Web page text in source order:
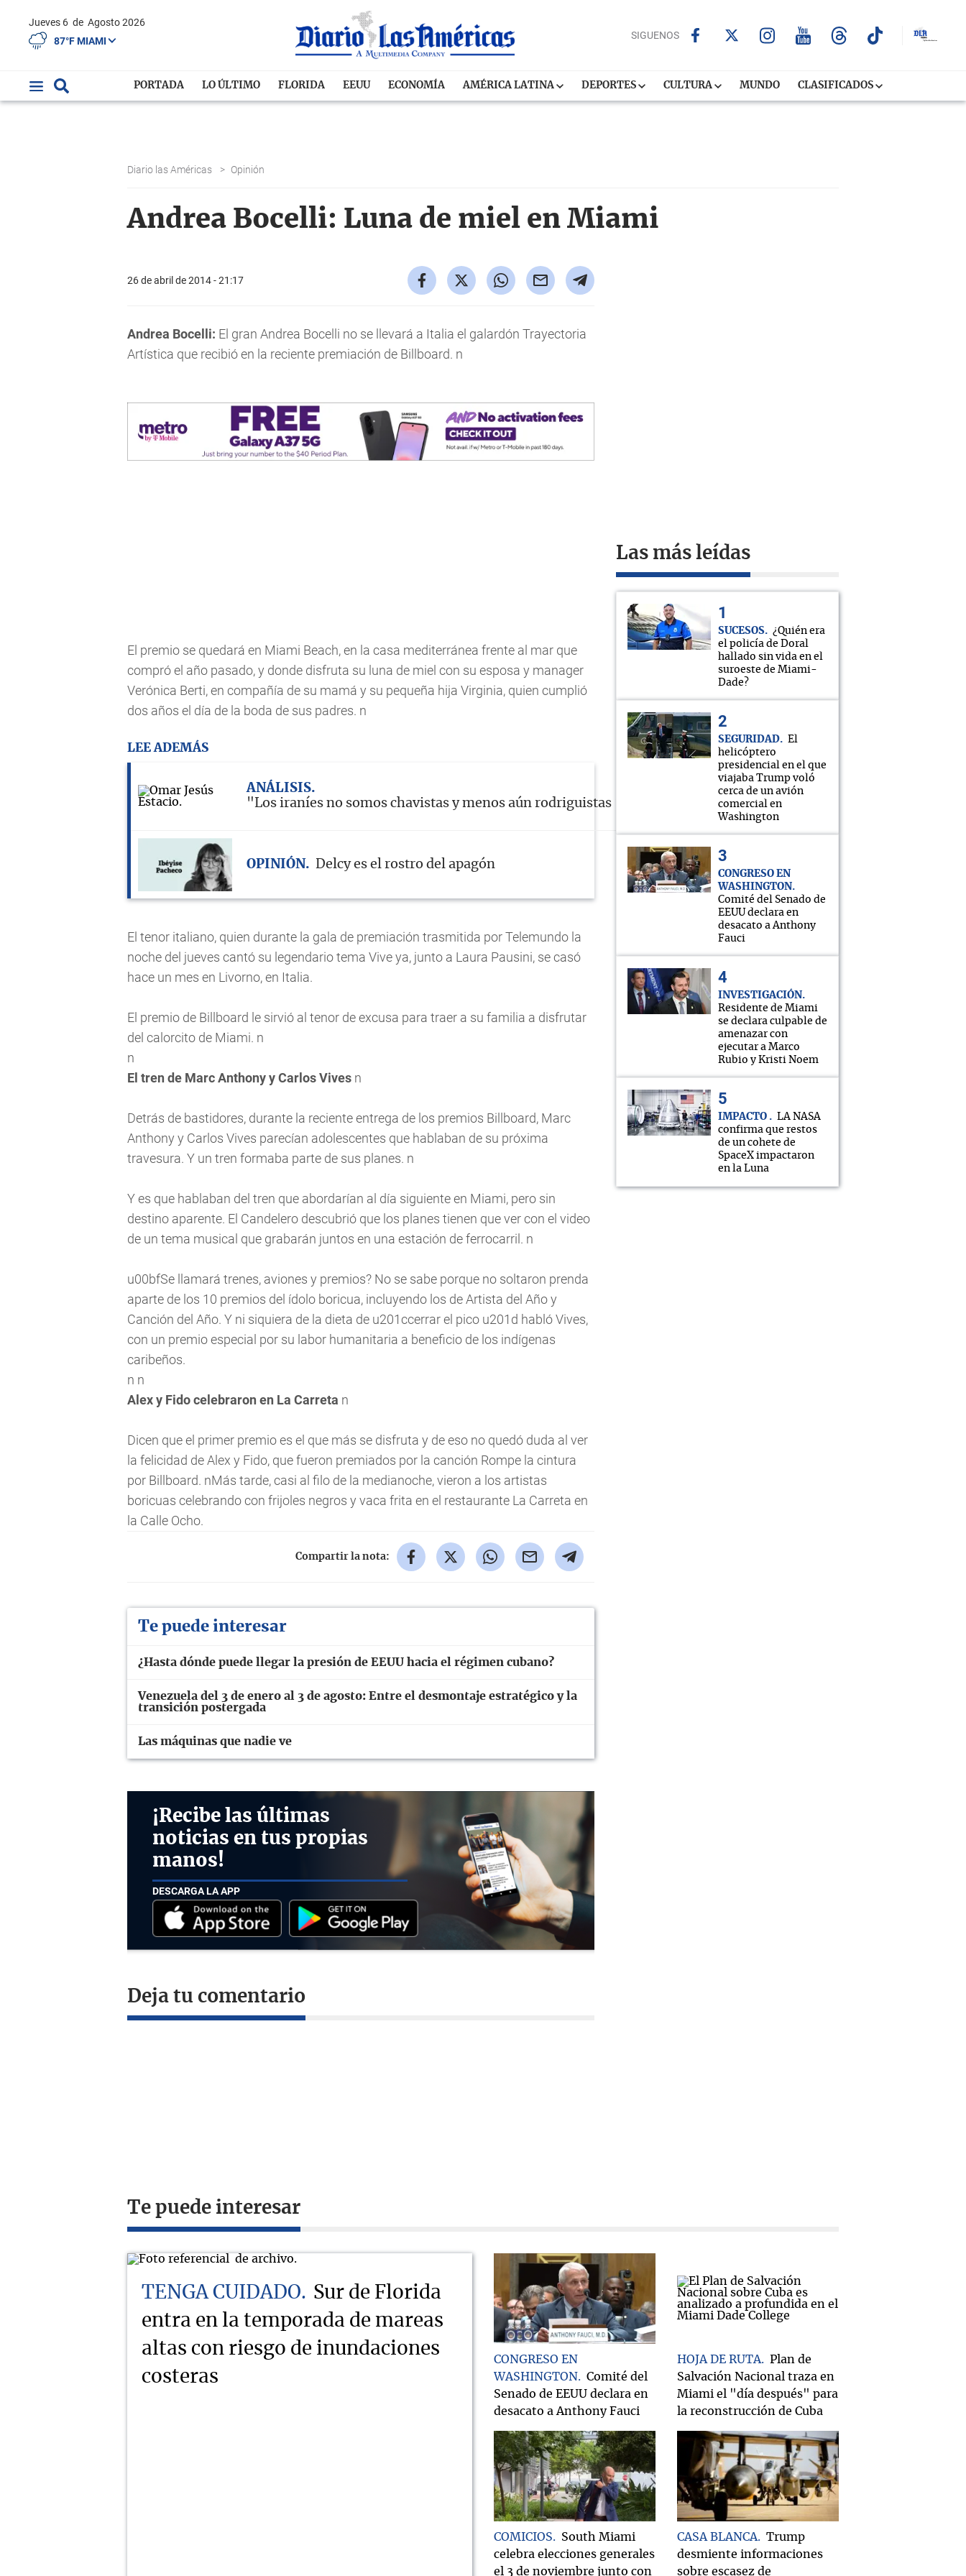
Jueves 6 de Agosto 2026
87°F MIAMI
SIGUENOS
PORTADA LO ÚLTIMO FLORIDA EEUU ECONOMÍA AMÉRICA LATINA DEPORTES CULTURA MUNDO CLASIFICADOS
Diario las Américas > Opinión
Andrea Bocelli: Luna de miel en Miami
26 de abril de 2014 - 21:17
Andrea Bocelli: El gran Andrea Bocelli no se llevará a Italia el galardón Trayectoria
Artística que recibió en la reciente premiación de Billboard. n
El premio se quedará en Miami Beach, en la casa mediterránea frente al mar que
compró el año pasado, y donde disfruta su luna de miel con su esposa y manager
Verónica Berti, en compañía de su mamá y su pequeña hija Virginia, quien cumplió
dos años el día de la boda de sus padres. n
LEE ADEMÁS
ANÁLISIS
"Los iraníes no somos chavistas y menos aún rodriguistas ¡Que Alá nos proteja!"
OPINIÓN Delcy es el rostro del apagón
El tenor italiano, quien durante la gala de premiación trasmitida por Telemundo la
noche del jueves cantó su legendario tema Vive ya, junto a Laura Pausini, se casó
hace un mes en Livorno, en Italia.
El premio de Billboard le sirvió al tenor de excusa para traer a su familia a disfrutar
del calorcito de Miami. n
n
El tren de Marc Anthony y Carlos Vives n
Detrás de bastidores, durante la reciente entrega de los premios Billboard, Marc
Anthony y Carlos Vives parecían adolescentes que hablaban de su próxima
travesura. Y un tren formaba parte de sus planes. n
Y es que hablaban del tren que abordarían al día siguiente en Miami, pero sin
destino aparente. El Candelero descubrió que los planes tienen que ver con el video
de un tema musical que grabarán juntos en una estación de ferrocarril. n
u00bfSe llamará trenes, aviones y premios? No se sabe porque no soltaron prenda
aparte de los 10 premios del ídolo boricua, incluyendo los de Artista del Año y
Canción del Año. Y ni siquiera de la dieta de u201ccerrar el pico u201d habló Vives,
con un premio especial por su labor humanitaria a beneficio de los indígenas
caribeños.
n n
Alex y Fido celebraron en La Carreta n
Dicen que el primer premio es el que más se disfruta y de eso no quedó duda al ver
la felicidad de Alex y Fido, que fueron premiados por la canción Rompe la cintura
por Billboard. nMás tarde, casi al filo de la medianoche, vieron a los artistas
boricuas celebrando con frijoles negros y vaca frita en el restaurante La Carreta en
la Calle Ocho.
Compartir la nota:
Te puede interesar
¿Hasta dónde puede llegar la presión de EEUU hacia el régimen cubano?
Venezuela del 3 de enero al 3 de agosto: Entre el desmontaje estratégico y la
transición postergada
Las máquinas que nadie ve
¡Recibe las últimas
noticias en tus propias
manos!
DESCARGA LA APP
Deja tu comentario
Las más leídas
SUCESOS
¿Quién era
el policía de Doral
hallado sin vida en el
suroeste de Miami-
Dade?
SEGURIDAD
El
helicóptero
presidencial en el que
viajaba Trump voló
cerca de un avión
comercial en
Washington
CONGRESO EN
WASHINGTON
Comité del Senado de
EEUU declara en
desacato a Anthony
Fauci
INVESTIGACIÓN
Residente de Miami
se declara culpable de
amenazar con
ejecutar a Marco
Rubio y Kristi Noem
IMPACTO
LA NASA
confirma que restos
de un cohete de
SpaceX impactaron
en la Luna
Te puede interesar
TENGA CUIDADO
Sur de Florida
entra en la temporada de mareas
altas con riesgo de inundaciones
costeras
CONGRESO EN
WASHINGTON
Comité del
Senado de EEUU declara en
desacato a Anthony Fauci
HOJA DE RUTA
Plan de
Salvación Nacional traza en
Miami el "día después" para
la reconstrucción de Cuba
COMICIOS
South Miami
celebra elecciones generales
el 3 de noviembre junto con
CASA BLANCA
Trump
desmiente informaciones
sobre escasez de